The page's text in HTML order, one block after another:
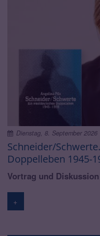
Schneider/
Doppelleben 1945-
Dienstag, 8. September
Vortrag und Diskussion
+